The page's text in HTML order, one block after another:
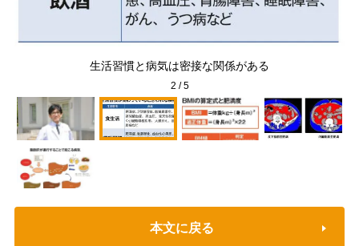
生活習慣と病気は密接な関係がある
2 /5
本文に戻る